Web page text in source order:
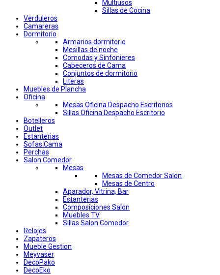
Multiusos
Sillas de Cocina
Verduleros
Camareras
Dormitorio
Armarios dormitorio
Mesillas de noche
Comodas y Sinfonieres
Cabeceros de Cama
Conjuntos de dormitorio
Literas
Muebles de Plancha
Oficina
Mesas Oficina Despacho Escritorios
Sillas Oficina Despacho Escritorio
Botelleros
Outlet
Estanterias
Sofas Cama
Perchas
Salon Comedor
Mesas
Mesas de Comedor Salon
Mesas de Centro
Aparador, Vitrina, Bar
Estanterias
Composiciones Salon
Muebles TV
Sillas Salon Comedor
Relojes
Zapateros
Mueble Gestion
Meyvaser
DecoPako
DecoEko